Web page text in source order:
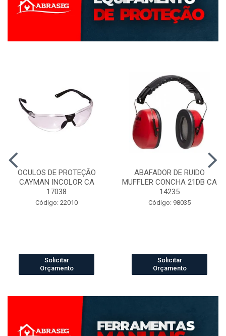
OCULOS DE PROTEÇÃO
CAYMAN INCOLOR CA
17038
Código: 22010
Solicitar
Orçamento
ABAFADOR DE RUIDO
MUFFLER CONCHA 21DB CA
14235
Código: 98035
Solicitar
Orçamento